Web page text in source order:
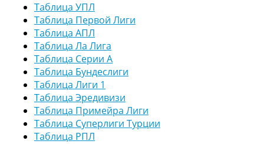
Таблица УПЛ
Таблица Первой Лиги
Таблица АПЛ
Таблица Ла Лига
Таблица Серии А
Таблица Бундеслиги
Таблица Лиги 1
Таблица Эредивизи
Таблица Примейра Лиги
Таблица Суперлиги Турции
Таблица РПЛ